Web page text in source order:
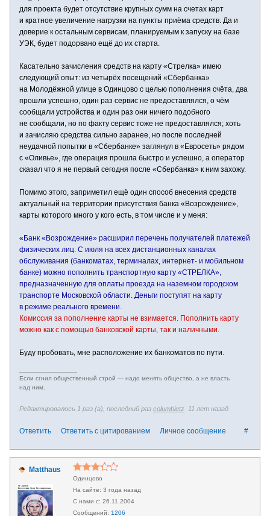
для проекта будет отсутствие крупных сумм на счетах карт
и кратное увеличение нагрузки на пункты приёма средств. Да и
доверие к остальным сервисам, планируемым к запуску на базе
УЭК, будет подорвано ещё до их старта.
Касательно зачисления средств на карту «Стрелка» имею
следующий опыт: из четырёх посещений «Сбербанка»
на Молодёжной улице в Одинцово с целью пополнения счёта, два
прошли успешно, один раз сервис не предоставлялся, о чём
сообщали устройства и один раз они ничего подобного
не сообщали, но по факту сервис тоже не предоставлялся; хоть
и зачисляю средства сильно заранее, но после последней
неудачной попытки в «Сбербанке» заглянул в «Евросеть» рядом
с «Оливье», где операция прошла быстро и успешно, а оператор
сказал что я не первый сегодня после «Сбербанка» к ним захожу.
Помимо этого, заприметил ещё один способ внесения средств
актуальный на территории присутствия банка «Возрождение»,
карты которого много у кого есть, в том числе и у меня:
« Банк «Возрождение» расширил перечень получателей платежей
физических лиц. С июля на всех дистанционных каналах
обслуживания (банкоматах, терминалах, интернет- и мобильном
банке) можно пополнить транспортную карту «СТРЕЛКА»,
предназначенную для оплаты проезда на наземном городском
транспорте Московской области. Деньги поступят на карту
в режиме реального времени.
Комиссия за пополнение карты не взимается. Пополнить карту
можно как с помощью банковской карты, так и наличными.
Буду пробовать, мне расположение их банкоматов по пути.
Если сгнил общественный строй — надо менять общество, а не власть
над ним.
Редактировалось 1 раз (а), последний раз columbietz 11 лет назад
#
Ответить Ответить с цитированием Личное сообщение
Matthaus
Одинцово
3 года назад
26.11.2004
1206